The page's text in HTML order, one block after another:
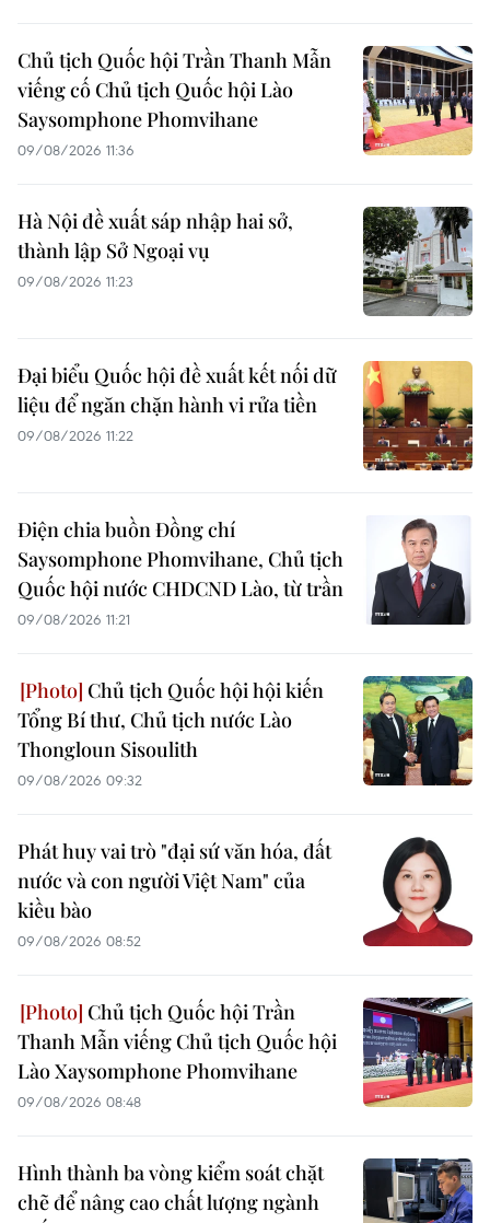
Chủ tịch Quốc hội Trần Thanh Mẫn
viếng cố Chủ tịch Quốc hội Lào
Saysomphone Phomvihane
09/08/2026 11:36
Hà Nội đề xuất sáp nhập hai sở,
thành lập Sở Ngoại vụ
09/08/2026 11:23
Đại biểu Quốc hội đề xuất kết nối dữ
liệu để ngăn chặn hành vi rửa tiền
09/08/2026 11:22
Điện chia buồn Đồng chí
Saysomphone Phomvihane, Chủ tịch
Quốc hội nước CHDCND Lào, từ trần
09/08/2026 11:21
Chủ tịch Quốc hội hội kiến
Tổng Bí thư, Chủ tịch nước Lào
Thongloun Sisoulith
09/08/2026 09:32
Phát huy vai trò "đại sứ văn hóa, đất
nước và con người Việt Nam" của
kiều bào
09/08/2026 08:52
Chủ tịch Quốc hội Trần
Thanh Mẫn viếng Chủ tịch Quốc hội
Lào Xaysomphone Phomvihane
09/08/2026 08:48
Hình thành ba vòng kiểm soát chặt
chẽ để nâng cao chất lượng ngành